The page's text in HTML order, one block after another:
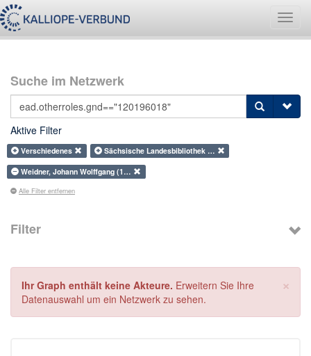
Suche im Netzwerk
Aktive Filter
Verschiedenes
Sächsische Landesbibliothek …
Weidner, Johann Wolffgang (1…
Alle Filter entfernen
Filter
×
Ihr Graph enthält keine Akteure. Erweitern Sie Ihre
Datenauswahl um ein Netzwerk zu sehen.